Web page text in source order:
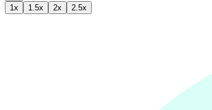
1x 1.5x 2x 2.5x